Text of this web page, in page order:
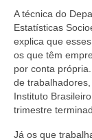
A técnica do
Estatísticas
explica que
os que têm
por conta
de
Instituto
trimestre
Já os que